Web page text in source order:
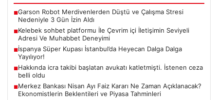
■Garson Robot Merdivenlerden Düştü ve Çalışma Stresi
Nedeniyle 3 Gün İzin Aldı
■Kelebek sohbet platformu İle Çevrim içi İletişimin Seviyeli
Adresi Ve Muhabbet Deneyimi
■İspanya Süper Kupası İstanbul’da Heyecan Dalga Dalga
Yayılıyor!
■Hakkında icra takibi başlatan avukatı katletmişti. İstenen ceza
belli oldu
■Merkez Bankası Nisan Ayı Faiz Kararı Ne Zaman Açıklanacak?
Ekonomistlerin Beklentileri ve Piyasa Tahminleri